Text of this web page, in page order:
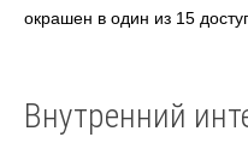
окрашен в один из 15
Внутренний